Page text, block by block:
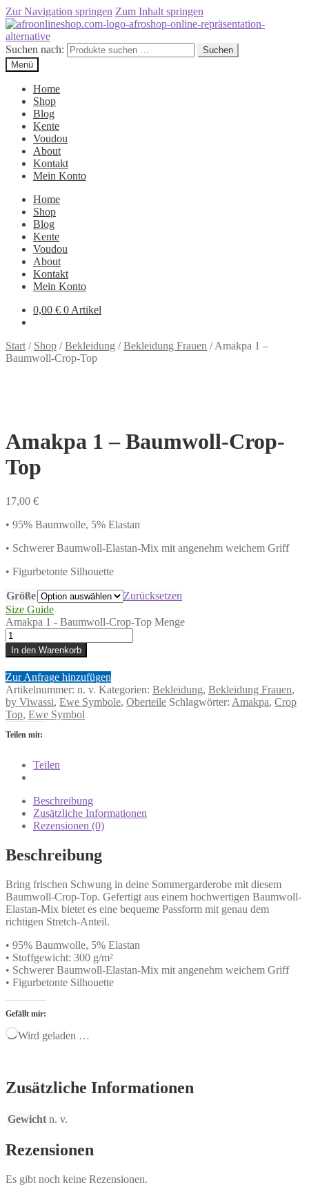
Zur Navigation springen Zum Inhalt springen
Suchen nach:
Suchen
Menü
Home
Shop
Blog
Kente
Voudou
About
Kontakt
Mein Konto
Home
Shop
Blog
Kente
Voudou
About
Kontakt
Mein Konto
0,00 € 0 Artikel
Start / Shop /Bekleidung /Bekleidung Frauen /Amakpa 1 –
Baumwoll-Crop-Top
Amakpa 1 – Baumwoll-Crop-
Top
17,00 €
• 95% Baumwolle, 5% Elastan
• Schwerer Baumwoll-Elastan-Mix mit angenehm weichem Griff
• Figurbetonte Silhouette
Größe
Zurücksetzen
Size Guide
Amakpa 1 - Baumwoll-Crop-Top Menge
In den Warenkorb
Zur Anfrage hinzufügen
Artikelnummer: n. v. Kategorien: Bekleidung, Bekleidung Frauen,
by Viwassi, Ewe Symbole, Oberteile Schlagwörter: Amakpa, Crop
Top, Ewe Symbol
Teilen mit:
Teilen
Beschreibung
Zusätzliche Informationen
Rezensionen (0)
Beschreibung
Bring frischen Schwung in deine Sommergarderobe mit diesem
Baumwoll-Crop-Top. Gefertigt aus einem hochwertigen Baumwoll-
Elastan-Mix bietet es eine bequeme Passform mit genau dem
richtigen Stretch-Anteil.
• 95% Baumwolle, 5% Elastan
• Stoffgewicht: 300 g/m²
• Schwerer Baumwoll-Elastan-Mix mit angenehm weichem Griff
• Figurbetonte Silhouette
Gefällt mir:
Wird geladen …
Zusätzliche Informationen
Gewicht n. v.
Rezensionen
Es gibt noch keine Rezensionen.